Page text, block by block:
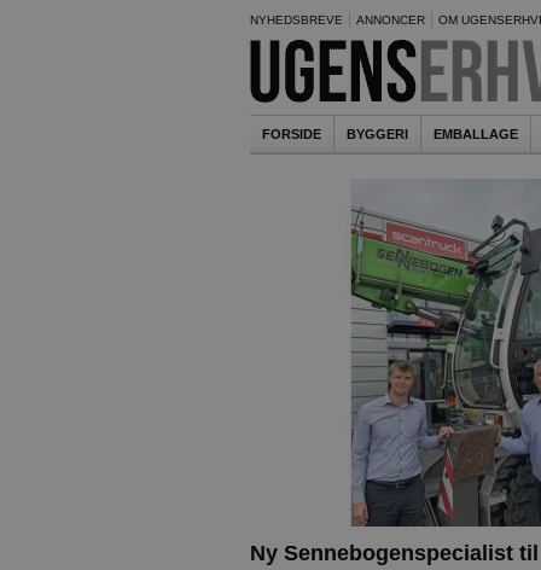
NYHEDSBREVE ANNONCER OM
FORSIDE BYGGERI EMBALLAGE
Ny Sennebogenspecialist